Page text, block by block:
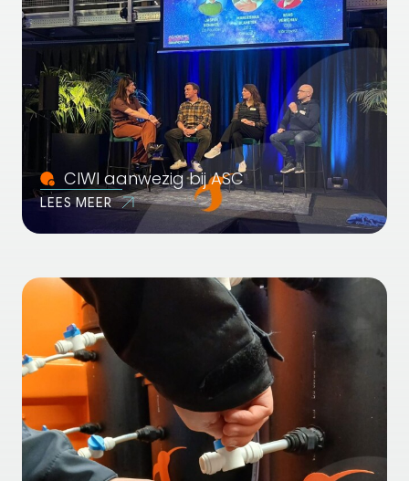
CIWI aanwezig bij ASC
LEES MEER